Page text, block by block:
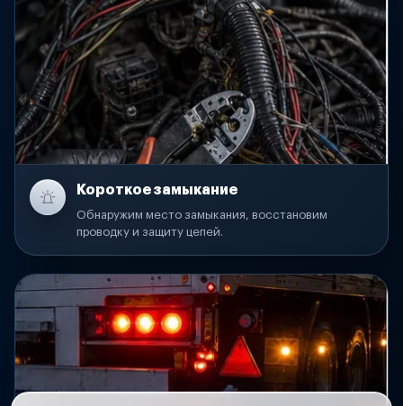
Короткое замыкание
Обнаружим место замыкания, восстановим
проводку и защиту цепей.